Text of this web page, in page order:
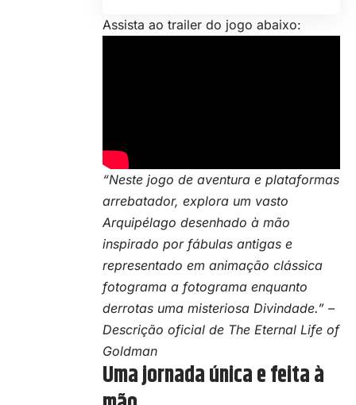
Assista ao trailer do jogo abaixo:
“Neste jogo de aventura e plataformas
arrebatador, explora um vasto
Arquipélago desenhado à mão
inspirado por fábulas antigas e
representado em animação clássica
fotograma a fotograma enquanto
derrotas uma misteriosa Divindade.” –
Descrição oficial de The Eternal Life of
Goldman
Uma jornada única e feita à